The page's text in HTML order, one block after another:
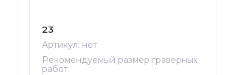
23
Артикул: нет
Рекомендуемый размер граверных
работ